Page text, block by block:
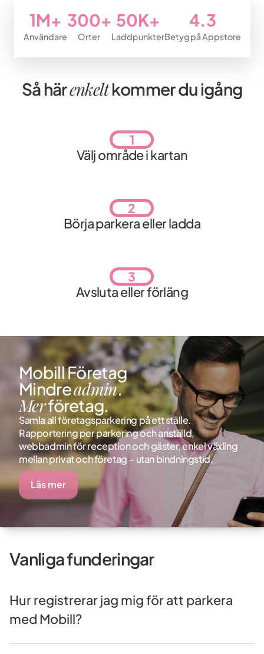
1M+
Användare
300+
Orter
50K+
Laddpunkter
4.3
Betyg på Appstore
Så härenkeltkommer du igång
1
Välj område i kartan
2
Börja parkera eller ladda
3
Avsluta eller förläng
Mobill Företag
Mindreadmin.
Merföretag.
Samla all företagsparkering på ett ställe.
Rapportering per parkering och anställd,
webbadmin för reception och gäster, enkel växling
mellan privat och företag – utan bindningstid.
Läs mer
Vanliga funderingar
Hur registrerar jag mig för att parkera
med Mobill?